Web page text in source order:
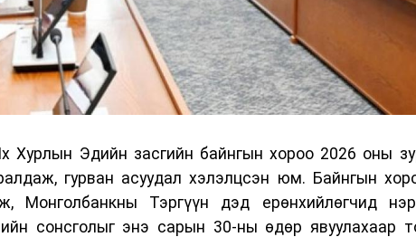
Хурлын Эдийн засгийн байнгын хороо 2026 оны
гурван асуудал хэлэлцсэн юм. Байнгын
Монголбанкны Тэргүүн дэд ерөнхийлөгчид
сонсголыг энэ сарын 30-ны өдөр явуулахаар